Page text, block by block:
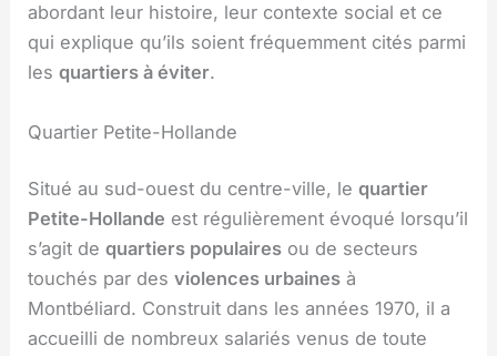
abordant leur histoire, leur contexte social et ce
qui explique qu’ils soient fréquemment cités parmi
lesquartiers à éviter.
Quartier Petite-Hollande
Situé au sud-ouest du centre-ville, lequartier
Petite-Hollande est régulièrement évoqué lorsqu’il
s’agit dequartiers populaires ou de secteurs
touchés par desviolences urbaines à
Montbéliard. Construit dans les années 1970, il a
accueilli de nombreux salariés venus de toute